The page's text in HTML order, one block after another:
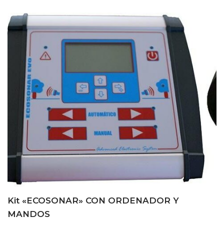
Kit «ECOSONAR» CON ORDENADOR Y
MANDOS